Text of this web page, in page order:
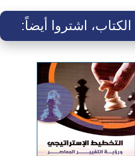
اشتروا أيضاً: